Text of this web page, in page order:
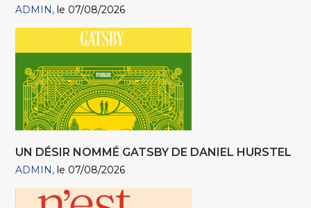
ADMIN le 07/08/2026
UN DÉSIR NOMMÉ GATSBY DE DANIEL HURSTEL
ADMIN le 07/08/2026